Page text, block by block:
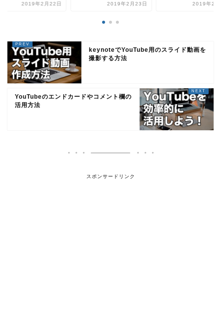
2019年2月22日 2019年2月23日 2019年2
keynoteでYouTube用のスライド動画を
撮影する方法
YouTubeのエンドカードやコメント欄の
活用方法
スポンサードリンク